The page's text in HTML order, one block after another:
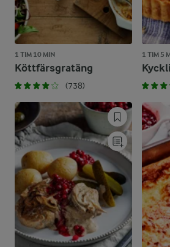
1 TIM 10 MIN
Köttfärsgratäng
(738)
1 TIM 5